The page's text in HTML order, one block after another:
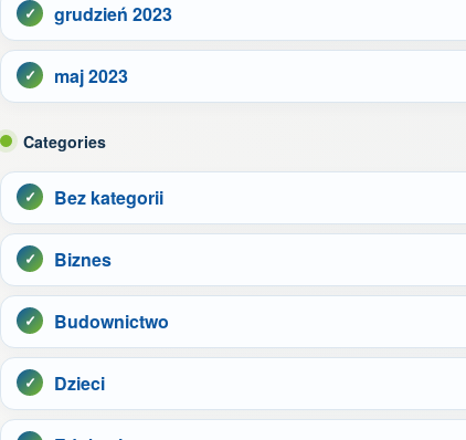
grudzień 2023
maj 2023
Categories
Bez kategorii
Biznes
Budownictwo
Dzieci